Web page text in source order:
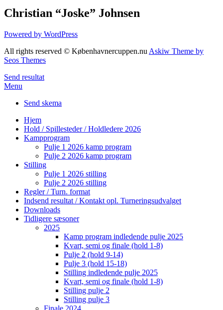
Christian “Joske” Johnsen
Powered by WordPress
All rights reserved © Københavnercuppen.nu Askiw Theme by
Seos Themes
Send resultat
Menu
Send skema
Hjem
Hold / Spillesteder / Holdledere 2026
Kampprogram
Pulje 1 2026 kamp program
Pulje 2 2026 kamp program
Stilling
Pulje 1 2026 stilling
Pulje 2 2026 stilling
Regler / Turn. format
Indsend resultat / Kontakt opl. Turneringsudvalget
Downloads
Tidligere sæsoner
2025
Kamp program indledende pulje 2025
Kvart, semi og finale (hold 1-8)
Pulje 2 (hold 9-14)
Pulje 3 (hold 15-18)
Stilling indledende pulje 2025
Kvart, semi og finale (hold 1-8)
Stilling pulje 2
Stilling pulje 3
Finale 2024